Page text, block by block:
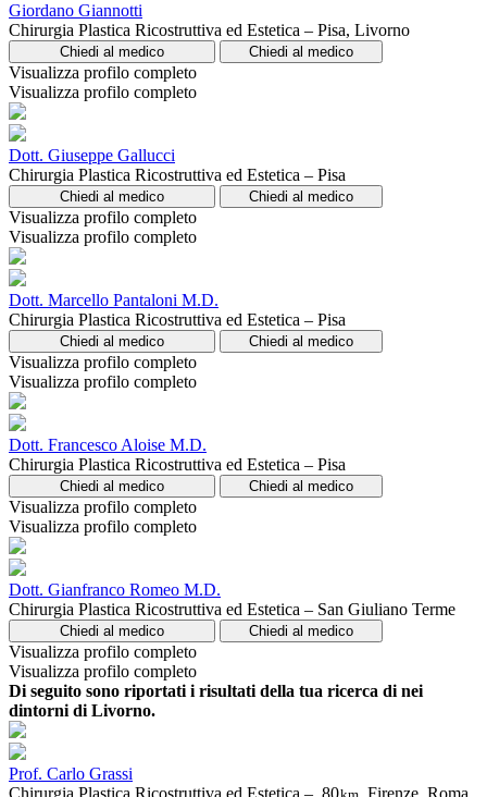
Giordano Giannotti
Chirurgia Plastica Ricostruttiva ed Estetica – Pisa, Livorno
Chiedi al medico Chiedi al medico
Visualizza profilo completo
Visualizza profilo completo
Dott. Giuseppe Gallucci
Chirurgia Plastica Ricostruttiva ed Estetica – Pisa
Chiedi al medico Chiedi al medico
Visualizza profilo completo
Visualizza profilo completo
Dott. Marcello Pantaloni M.D.
Chirurgia Plastica Ricostruttiva ed Estetica – Pisa
Chiedi al medico Chiedi al medico
Visualizza profilo completo
Visualizza profilo completo
Dott. Francesco Aloise M.D.
Chirurgia Plastica Ricostruttiva ed Estetica – Pisa
Chiedi al medico Chiedi al medico
Visualizza profilo completo
Visualizza profilo completo
Dott. Gianfranco Romeo M.D.
Chirurgia Plastica Ricostruttiva ed Estetica – San Giuliano Terme
Chiedi al medico Chiedi al medico
Visualizza profilo completo
Visualizza profilo completo
Di seguito sono riportati i risultati della tua ricerca di nei
dintorni di Livorno.
Prof. Carlo Grassi